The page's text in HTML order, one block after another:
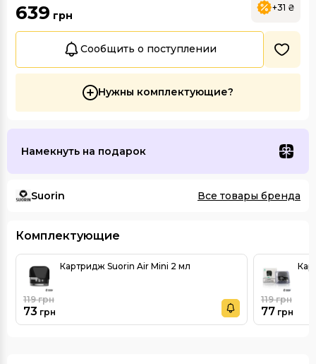
639 грн
+31 ₴
Сообщить о поступлении
Нужны комплектующие?
Намекнуть на подарок
Suorin Все товары бренда
Комплектующие
Картридж Suorin Air Mini 2 мл
73 грн
119грн
77 грн
119грн